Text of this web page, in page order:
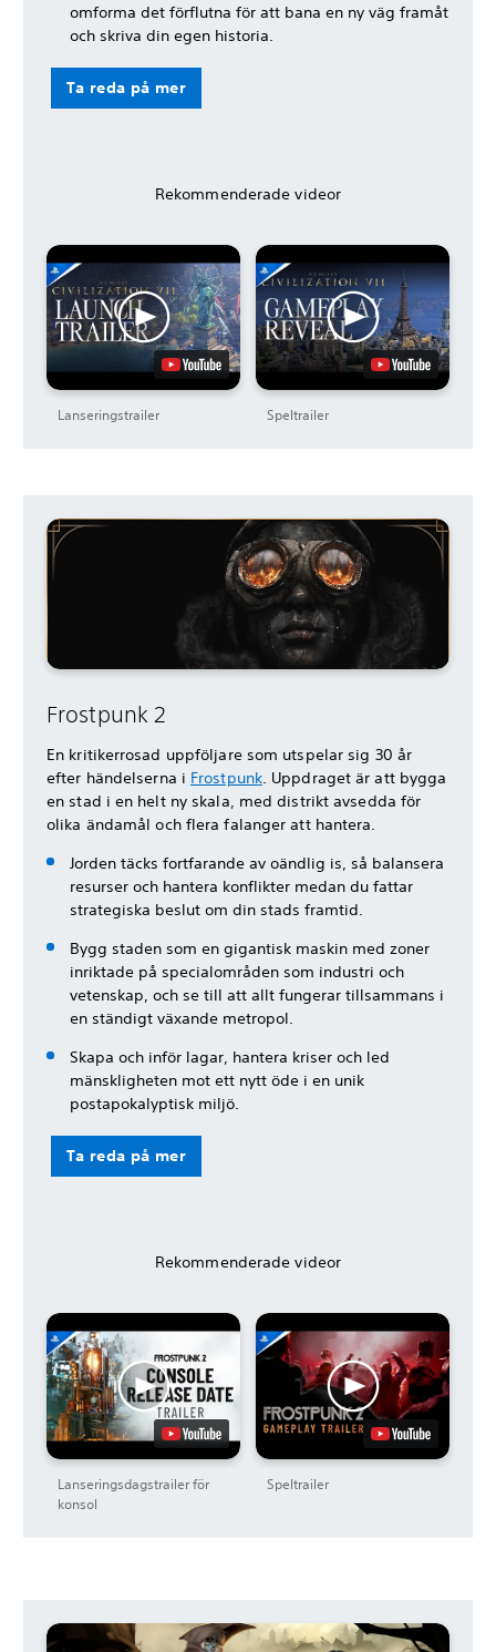
omforma det förflutna för att bana en ny väg framåt
och skriva din egen historia.
Ta reda på mer
Rekommenderade videor
Lanseringstrailer Speltrailer
Frostpunk 2
En kritikerrosad uppföljare som utspelar sig 30 år
efter händelserna i Frostpunk. Uppdraget är att bygga
en stad i en helt ny skala, med distrikt avsedda för
olika ändamål och flera falanger att hantera.
Jorden täcks fortfarande av oändlig is, så balansera
resurser och hantera konflikter medan du fattar
strategiska beslut om din stads framtid.
Bygg staden som en gigantisk maskin med zoner
inriktade på specialområden som industri och
vetenskap, och se till att allt fungerar tillsammans i
en ständigt växande metropol.
Skapa och inför lagar, hantera kriser och led
mänskligheten mot ett nytt öde i en unik
postapokalyptisk miljö.
Ta reda på mer
Rekommenderade videor
Lanseringsdagstrailer för
konsol
Speltrailer